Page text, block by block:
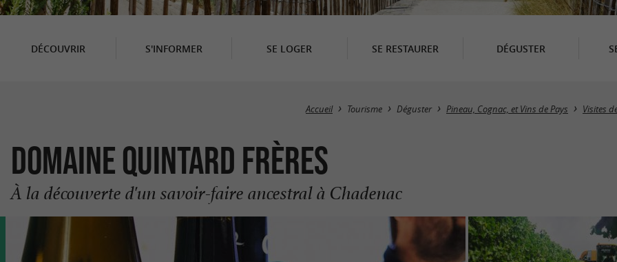
DÉCOUVRIR S'INFORMER SE LOGER SE RESTAURER DÉGUSTER
Accueil Tourisme Déguster Pineau, Cognac, et Vins de Pays Visites
Domaine Quintard Frères
À la découverte d'un savoir-faire ancestral à Chadenac